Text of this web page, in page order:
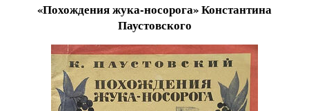
«Похождения жука-носорога» Константина
Паустовского